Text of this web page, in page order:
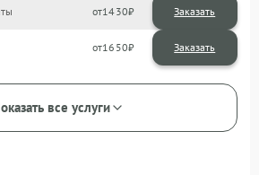
1430
1650
все услуги